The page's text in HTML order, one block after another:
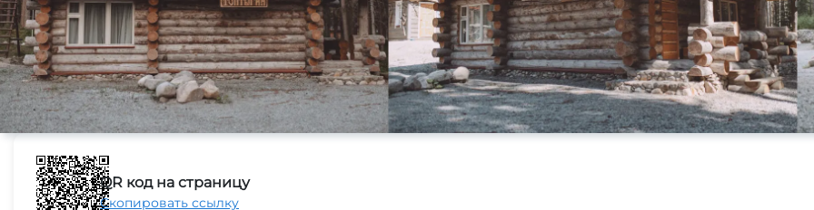
QR код на страницу
Скопировать ссылку